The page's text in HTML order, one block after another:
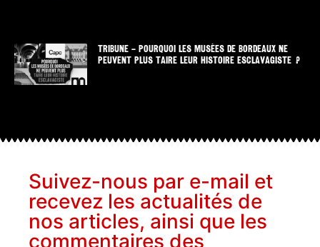
TRIBUNE – POURQUOI LES MUSÉES DE BORDEAUX NE
PEUVENT PLUS TAIRE LEUR HISTOIRE ESCLAVAGISTE ?
Suivez-nous par e-mail et
recevez les actualités de
nos articles, ainsi que les
commentaires des